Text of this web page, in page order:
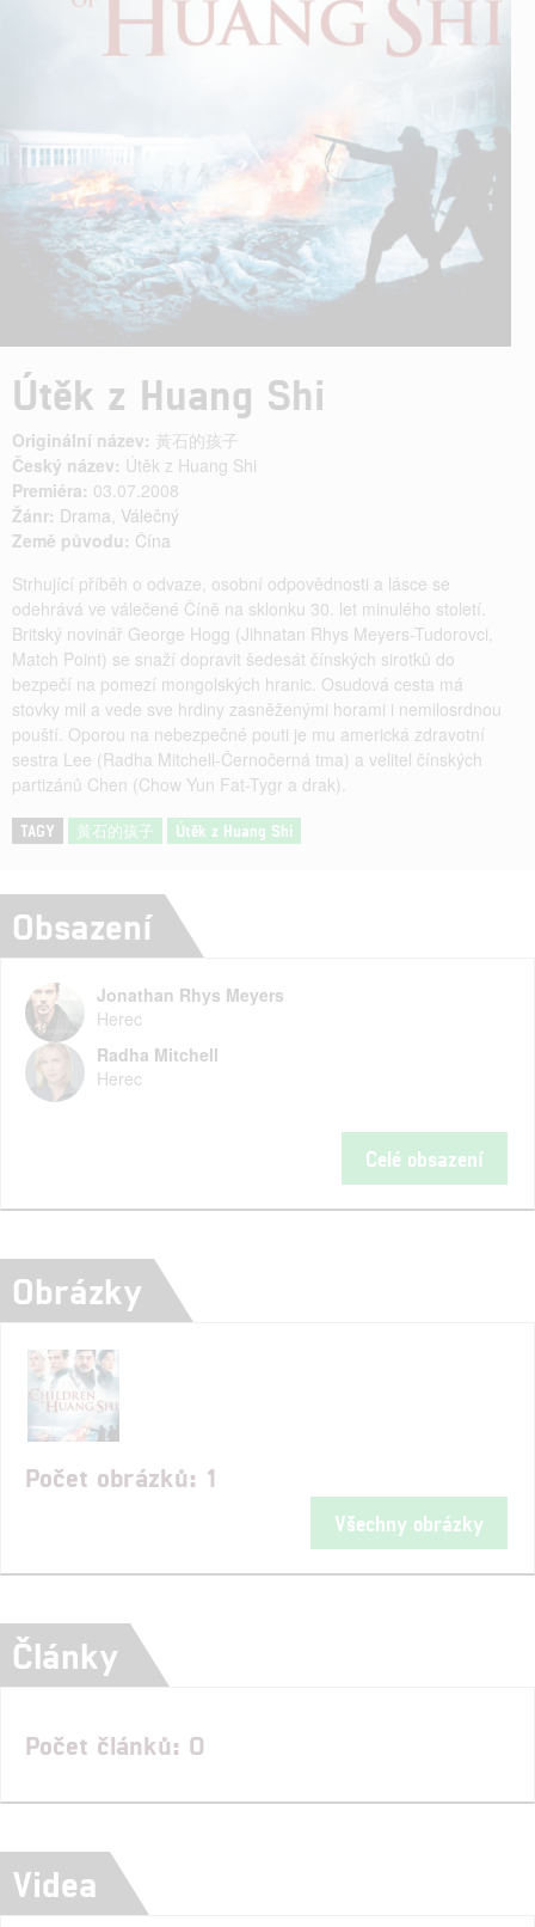
Útěk z Huang Shi
Originální název: 黃石的孩子
Český název: Útěk z Huang Shi
Premiéra: 03.07.2008
Žánr: Drama, Válečný
Země původu: Čína
Strhující příběh o odvaze, osobní odpovědnosti a lásce se
odehrává ve válečené Číně na sklonku 30. let minulého století.
Britský novinář George Hogg (Jihnatan Rhys Meyers-Tudorovci,
Match Point) se snaží dopravit šedesát čínských sirotků do
bezpečí na pomezí mongolských hranic. Osudová cesta má
stovky mil a vede sve hrdiny zasněženými horami i nemilosrdnou
pouští. Oporou na nebezpečné pouti je mu americká zdravotní
sestra Lee (Radha Mitchell-Černočerná tma) a velitel čínských
partizánů Chen (Chow Yun Fat-Tygr a drak).
TAGY 黃石的孩子 Útěk z Huang Shi
Obsazení
Jonathan Rhys Meyers
Herec
Radha Mitchell
Herec
Celé obsazení
Obrázky
Počet obrázků: 1
Všechny obrázky
Články
Počet článků: 0
Videa